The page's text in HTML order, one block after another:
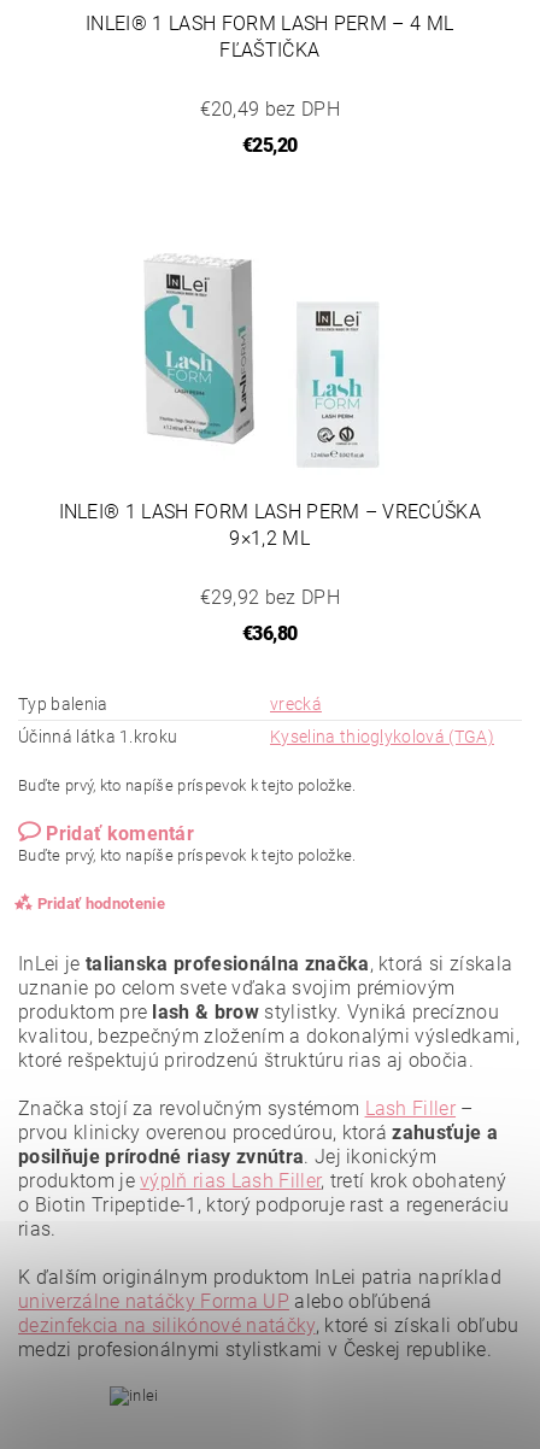
INLEI® 1 LASH FORM LASH PERM – 4 ML
FĽAŠTIČKA
€20,49 bez DPH
€25,20
INLEI® 1 LASH FORM LASH PERM – VRECÚŠKA
9×1,2 ML
€29,92 bez DPH
€36,80
Typ balenia
vrecká
Účinná látka 1.kroku
Kyselina thioglykolová (TGA)
Buďte prvý, kto napíše príspevok k tejto položke.
Pridať komentár
Buďte prvý, kto napíše príspevok k tejto položke.
Pridať hodnotenie
Vložením hodnotenie súhlasíte spodmienkami ochrany
osobných údajov.
InLei je talianska profesionálna značka, ktorá si získala
uznanie po celom svete vďaka svojim prémiovým
produktom pre lash & brow stylistky. Vyniká precíznou
kvalitou, bezpečným zložením a dokonalými výsledkami,
ktoré rešpektujú prirodzenú štruktúru rias aj obočia.
Značka stojí za revolučným systémom Lash Filler –
prvou klinicky overenou procedúrou, ktorázahusťuje a
posilňuje prírodné riasy zvnútra. Jej ikonickým
produktom jevýplň rias Lash Filler, tretí krok obohatený
o Biotin Tripeptide-1, ktorý podporuje rast a regeneráciu
rias.
K ďalším originálnym produktom InLei patria napríklad
univerzálne natáčky Forma UP alebo obľúbená
dezinfekcia na silikónové natáčky, ktoré si získali obľubu
medzi profesionálnymi stylistkami v Českej republike.